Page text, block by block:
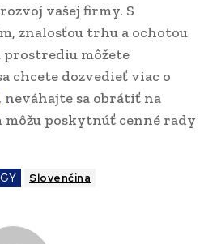
vašej firmy. S
znalosťou trhu a ochotou
prostrediu môžete
chcete dozvedieť viac o
, neváhajte sa obrátiť na
poskytnúť cenné rady
Slovenčina